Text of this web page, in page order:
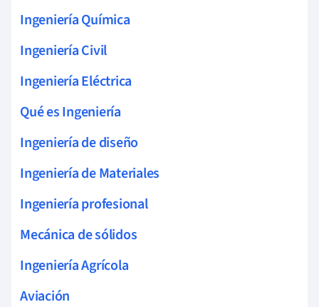
Ingeniería Química
Ingeniería Civil
Ingeniería Eléctrica
Qué es Ingeniería
Ingeniería de diseño
Ingeniería de Materiales
Ingeniería profesional
Mecánica de sólidos
Ingeniería Agrícola
Aviación